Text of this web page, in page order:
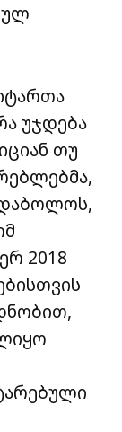
უჯდება
თუ
დაბოლოს,
2018